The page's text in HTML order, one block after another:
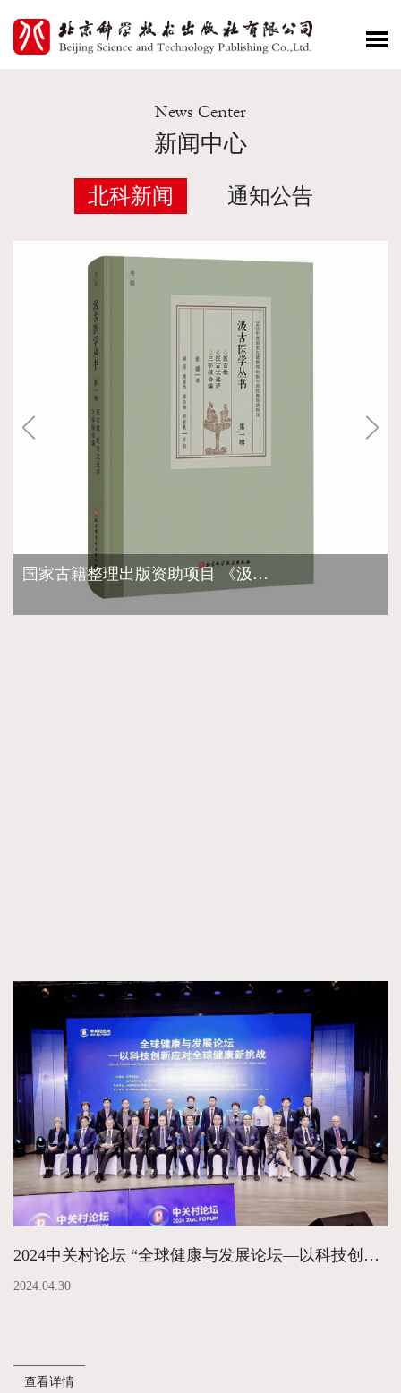
News Center
新闻中心
北科新闻 通知公告
国家古籍整理出版资助项目 《汲古医学丛书・第一辑》正式出版
2024中关村论坛 “全球健康与发展论坛—以科技创新应对 全球健康新挑战”平行论坛成功召开
2024.04.30
查看详情